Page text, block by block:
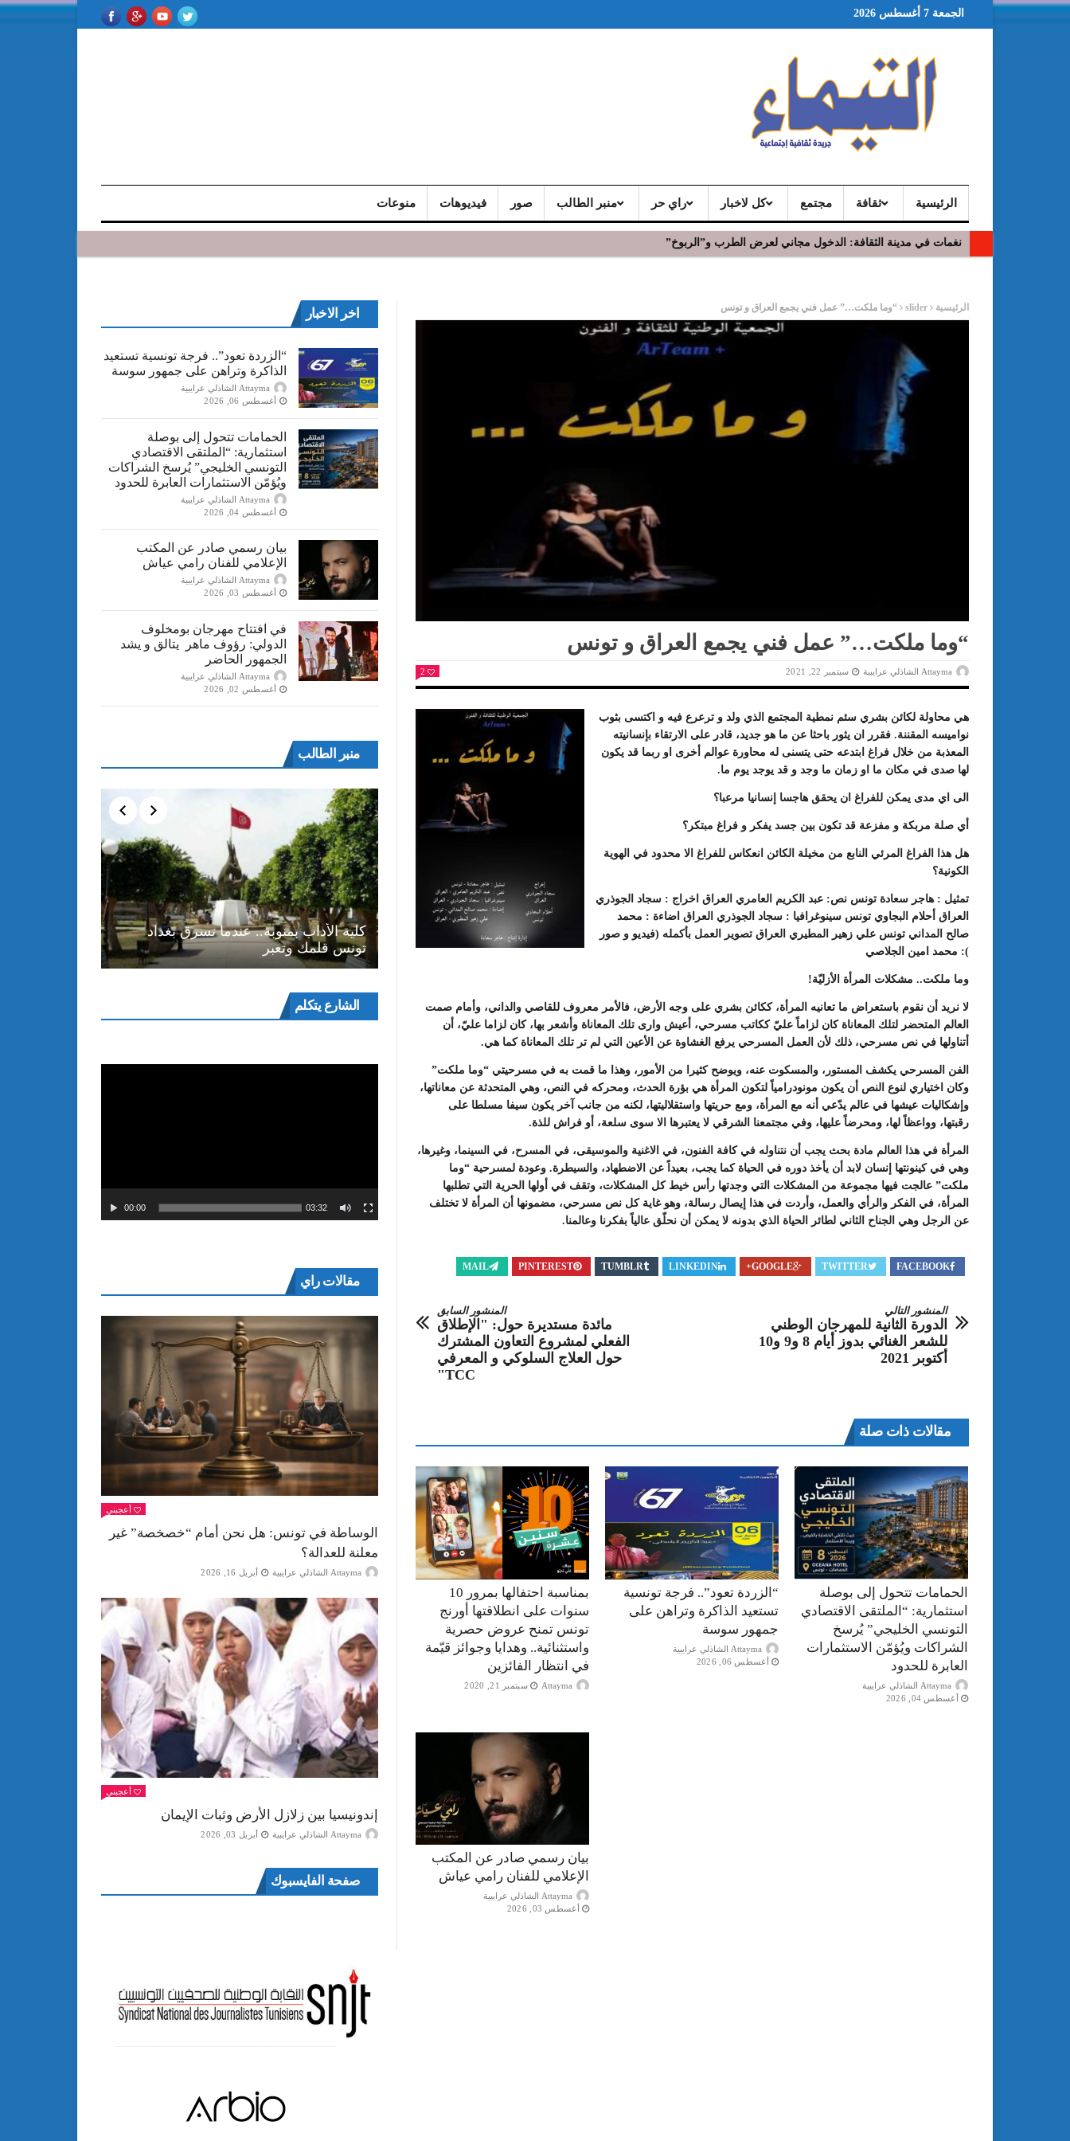
الجمعة 7 أغسطس 2026
الرئيسية ثقافة مجتمع كل لاخبار راي حر منبر الطالب صور فيديوهات منوعات
نغمات في مدينة الثقافة: الدخول مجاني لعرض الطرب و”الربوخ”
الرئيسية slider “وما ملكت…” عمل فني يجمع العراق و تونس
“وما ملكت…” عمل فني يجمع العراق و تونس
Attayma الشاذلي عرايبية سبتمبر 22, 2021 2
هي محاولة لكائن بشري سئم نمطية المجتمع الذي ولد و ترعرع فيه و اكتسى بثوب
نواميسه المقننة. فقرر ان يثور باحثا عن ما هو جديد، قادر على الارتقاء بإنسانيته
المعذبة من خلال فراغ ابتدعه حتى يتسنى له محاورة عوالم أخرى او ربما قد يكون
لها صدى في مكان ما او زمان ما وجد و قد يوجد يوم ما.
الى اي مدى يمكن للفراغ ان يحقق هاجسا إنسانيا مرعبا؟
أي صلة مربكة و مفزعة قد تكون بين جسد يفكر و فراغ مبتكر؟
هل هذا الفراغ المرئي النابع من مخيلة الكائن انعكاس للفراغ الا محدود في الهوية
الكونية؟
تمثيل : هاجر سعادة تونس نص: عبد الكريم العامري العراق اخراج : سجاد الجوذري
العراق أحلام البجاوي تونس سينوغرافيا : سجاد الجوذري العراق اضاءة : محمد
صالح المداني تونس علي زهير المطيري العراق تصوير العمل بأكمله (فيديو و صور
): محمد امين الجلاصي
وما ملكت.. مشكلات المرأة الأزليّة!
لا نريد أن نقوم باستعراض ما تعانيه المرأة، ككائن بشري على وجه الأرض، فالأمر معروف للقاصي والداني، وأمام صمت
العالم المتحضر لتلك المعاناة كان لزاماً عليّ ككاتب مسرحي، أعيش وارى تلك المعاناة وأشعر بها، كان لزاما عليّ، أن
أتناولها في نص مسرحي، ذلك لأن العمل المسرحي يرفع الغشاوة عن الأعين التي لم تر تلك المعاناة كما هي.
الفن المسرحي يكشف المستور، والمسكوت عنه، ويوضح كثيرا من الأمور، وهذا ما قمت به في مسرحيتي “وما ملكت”
وكان اختياري لنوع النص أن يكون مونودرامياً لتكون المرأة هي بؤرة الحدث، ومحركه في النص، وهي المتحدثة عن معاناتها،
وإشكاليات عيشها في عالم يدّعي أنه مع المرأة، ومع حريتها واستقلاليتها، لكنه من جانب آخر يكون سيفا مسلطا على
رقبتها، وواعظاً لها، ومحرضاً عليها، وفي مجتمعنا الشرقي لا يعتبرها الا سوى سلعة، أو فراش للذة.
المرأة في هذا العالم مادة بحث يجب أن نتناوله في كافة الفنون، في الاغنية والموسيقى، في المسرح، في السينما، وغيرها،
وهي في كينونتها إنسان لابد أن يأخذ دوره في الحياة كما يجب، بعيداً عن الاضطهاد، والسيطرة. وعودة لمسرحية “وما
ملكت” عالجت فيها مجموعة من المشكلات التي وجدتها رأس خيط كل المشكلات، وتقف في أولها الحرية التي تطلبها
المرأة، في الفكر والرأي والعمل، وأردت في هذا إيصال رسالة، وهو غاية كل نص مسرحي، مضمونها أن المرأة لا تختلف
عن الرجل وهي الجناح الثاني لطائر الحياة الذي بدونه لا يمكن أن نحلّق عالياً بفكرنا وعالمنا.
FACEBOOK
TWITTER
GOOGLE+
LINKEDIN
TUMBLR
PINTEREST
MAIL
المنشور السابق
مائدة مستديرة حول: "الإطلاق
الفعلي لمشروع التعاون المشترك
حول العلاج السلوكي و المعرفي
TCC"
المنشور التالي
الدورة الثانية للمهرجان الوطني
للشعر الغنائي بدوز أيام 8 و9 و10
أكتوبر 2021
مقالات ذات صلة
بمناسبة احتفالها بمرور 10
سنوات على انطلاقتها أورنج
تونس تمنح عروض حصرية
واستثنائية.. وهدايا وجوائز قيّمة
في انتظار الفائزين
Attayma سبتمبر 21, 2020
“الزردة تعود”.. فرجة تونسية
تستعيد الذاكرة وتراهن على
جمهور سوسة
Attayma الشاذلي عرايبية
أغسطس 06, 2026
الحمامات تتحول إلى بوصلة
استثمارية: “الملتقى الاقتصادي
التونسي الخليجي” يُرسخ
الشراكات ويُؤمّن الاستثمارات
العابرة للحدود
Attayma الشاذلي عرايبية
أغسطس 04, 2026
بيان رسمي صادر عن المكتب
الإعلامي للفنان رامي عياش
Attayma الشاذلي عرايبية
أغسطس 03, 2026
اخر الاخبار
“الزردة تعود”.. فرجة تونسية تستعيد
الذاكرة وتراهن على جمهور سوسة
Attayma الشاذلي عرايبية
أغسطس 06, 2026
الحمامات تتحول إلى بوصلة
استثمارية: “الملتقى الاقتصادي
التونسي الخليجي” يُرسخ الشراكات
ويُؤمّن الاستثمارات العابرة للحدود
Attayma الشاذلي عرايبية
أغسطس 04, 2026
بيان رسمي صادر عن المكتب
الإعلامي للفنان رامي عياش
Attayma الشاذلي عرايبية
أغسطس 03, 2026
في افتتاح مهرجان بومخلوف
الدولي: رؤوف ماهر يتالق و يشد
الجمهور الحاضر
Attayma الشاذلي عرايبية
أغسطس 02, 2026
منبر الطالب
كلية الأداب بمنوبة.. عندما تسرق بغداد
تونس قلمك وتعبر
المسرح الجامعي يقود رواده إلى الملتقيات
الدولية…التجربة العمانية نموذجا
عبد الستار الخليفي: مهم جدا أن يتواصل
الملتقى الدولي الحسين بوزيان للمسرح
الجامعي بوجودي أو بدونه
الدورة 24 للمعرض الجامعي تحت
إلى التميّز”
الشارع يتكلممشغل
الفيديو
00:00 03:32
مقالات راي
أعجبني
الوساطة في تونس: هل نحن أمام “خصخصة” غير
معلنة للعدالة؟
Attayma الشاذلي عرايبية أبريل 16, 2026
أعجبني
إندونيسيا بين زلازل الأرض وثبات الإيمان
Attayma الشاذلي عرايبية أبريل 03, 2026
صفحة الفايسبوك